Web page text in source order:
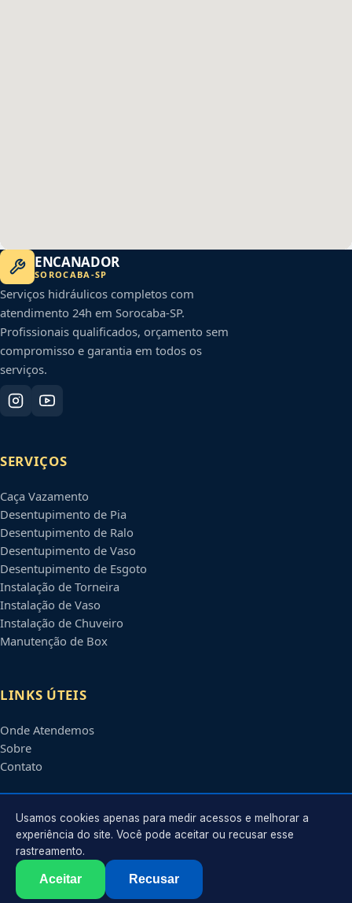
ENCANADOR
SOROCABA -SP
Serviços hidráulicos completos com
atendimento 24h em Sorocaba-SP.
Profissionais qualificados, orçamento sem
compromisso e garantia em todos os
serviços.
SERVIÇOS
Caça Vazamento
Desentupimento de Pia
Desentupimento de Ralo
Desentupimento de Vaso
Desentupimento de Esgoto
Instalação de Torneira
Instalação de Vaso
Instalação de Chuveiro
Manutenção de Box
LINKS ÚTEIS
Onde Atendemos
Sobre
Contato
CONTATO
Atendimento em
contato@encanadoremsorocaba.com.br
2026 Encanador emSorocaba
. Todos os direitos reservados.
Usamos cookies apenas para medir acessos e melhorar a
experiência do site. Você pode aceitar ou recusar esse
rastreamento.
Aceitar Recusar